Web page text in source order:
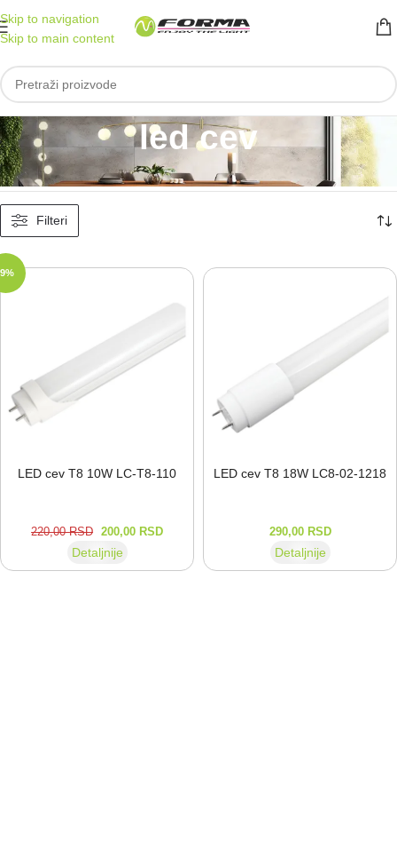
Skip to navigation
Skip to main content
led cev
Početna/ Proizvod označen „led cev“ Prikazano je svih 2 rezultata
Filteri
LED cev T8 10W LC-⁠T8-⁠110
220,00RSD 200,00 RSD
Detaljnije
LED cev T8 18W LC8-⁠02-⁠1218
290,00 RSD
Detaljnije